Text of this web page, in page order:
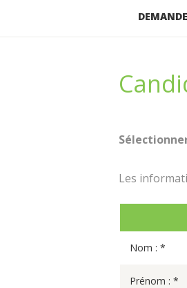
Les
Nom : *
Prénom : *